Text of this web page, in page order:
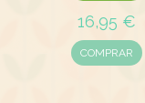
16,95 €
COMPRAR